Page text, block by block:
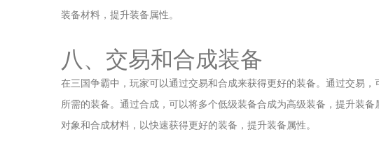
装备材料，提升装备属性。
八、交易和合成装备
在三国争霸中，玩家可以通过交易和合成来获得更好的装备。通过交易
所需的装备。通过合成，可以将多个低级装备合成为高级装备，提升装
对象和合成材料，以快速获得更好的装备，提升装备属性。